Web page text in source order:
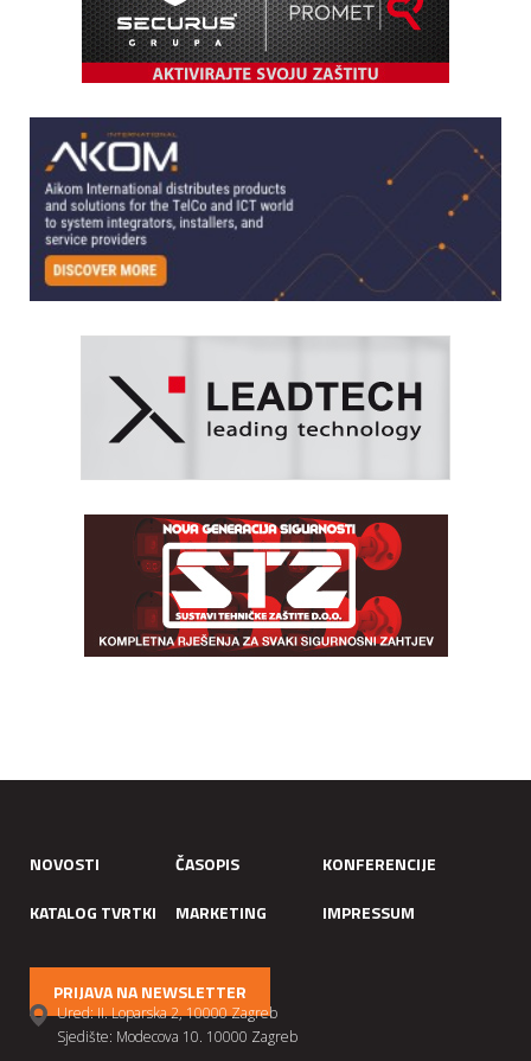
NOVOSTI ČASOPIS
KONFERENCIJE
KATALOG TVRTKI
MARKETING IMPRESSUM
PRIJAVA NA NEWSLETTER
Ured: II. Loparska 2, 10000 Zagreb
Sjedište: Modecova 10. 10000 Zagreb